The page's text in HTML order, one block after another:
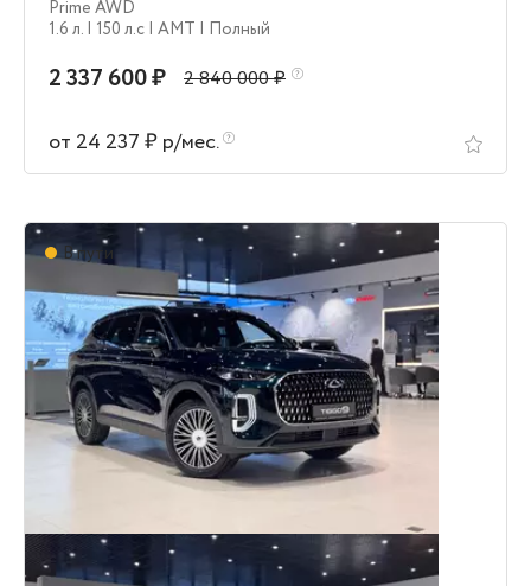
Prime AWD
1.6 л. | 150 л.c | AMT | Полный
2 337 600 ₽ 2 840 000 ₽
от 24 237 ₽ р/мес.
В пути